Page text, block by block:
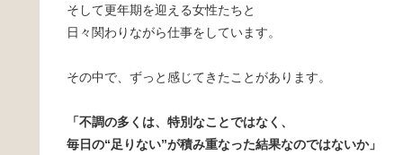
そして更年期を迎える女性たちと
日々関わりながら仕事をしています。
その中で、ずっと感じてきたことがあります。
「不調の多くは、特別なことではなく、
毎日の“足りない”が積み重なった結果なのではないか」